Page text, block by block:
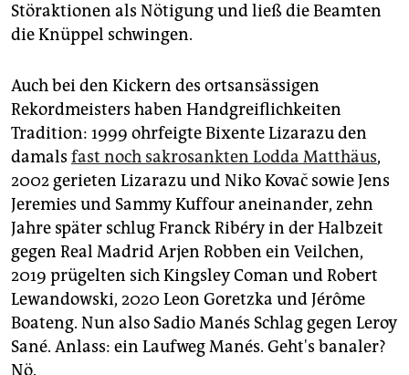
Störaktionen als Nötigung und ließ die Beamten
die Knüppel schwingen.
Auch bei den Kickern des ortsansässigen
Rekordmeisters haben Handgreiflichkeiten
Tradition: 1999 ohrfeigte Bixente Lizarazu den
damals fast noch sakrosankten Lodda Matthäus,
2002 gerieten Lizarazu und Niko Kovač sowie Jens
Jeremies und Sammy Kuffour aneinander, zehn
Jahre später schlug Franck Ribéry in der Halbzeit
gegen Real Madrid Arjen Robben ein Veilchen,
2019 prügelten sich Kingsley Coman und Robert
Lewandowski, 2020 Leon Goretzka und Jérôme
Boateng. Nun also Sadio Manés Schlag gegen Leroy
Sané. Anlass: ein Laufweg Manés. Geht's banaler?
Nö.